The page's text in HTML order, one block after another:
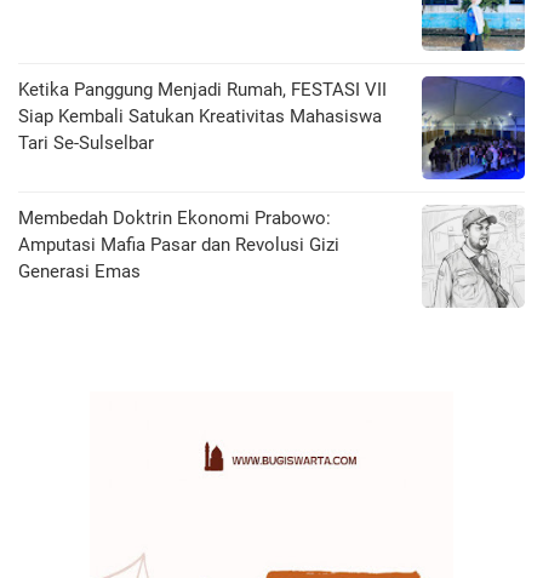
Ketika Panggung Menjadi Rumah, FESTASI VII
Siap Kembali Satukan Kreativitas Mahasiswa
Tari Se-Sulselbar
Membedah Doktrin Ekonomi Prabowo:
Amputasi Mafia Pasar dan Revolusi Gizi
Generasi Emas